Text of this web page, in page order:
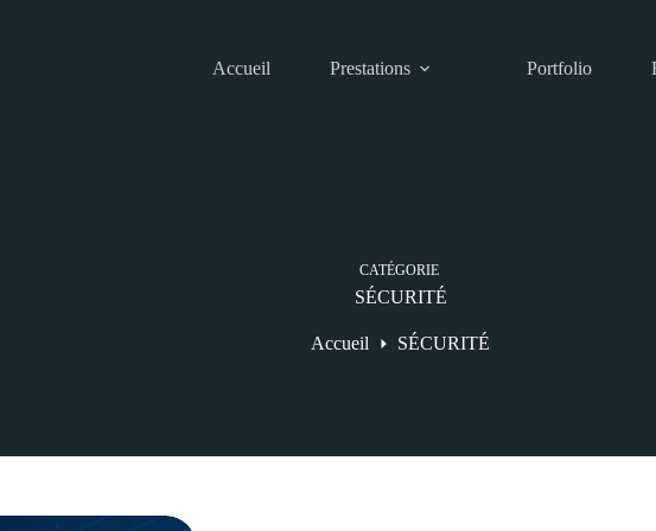
Accueil Prestations Portfolio
CATÉGORIE
SÉCURITÉ
Accueil SÉCURITÉ